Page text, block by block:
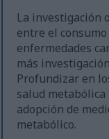
La investigación
entre el
enfermedades
más
Profundizar en
salud
adopción de
metabólico.